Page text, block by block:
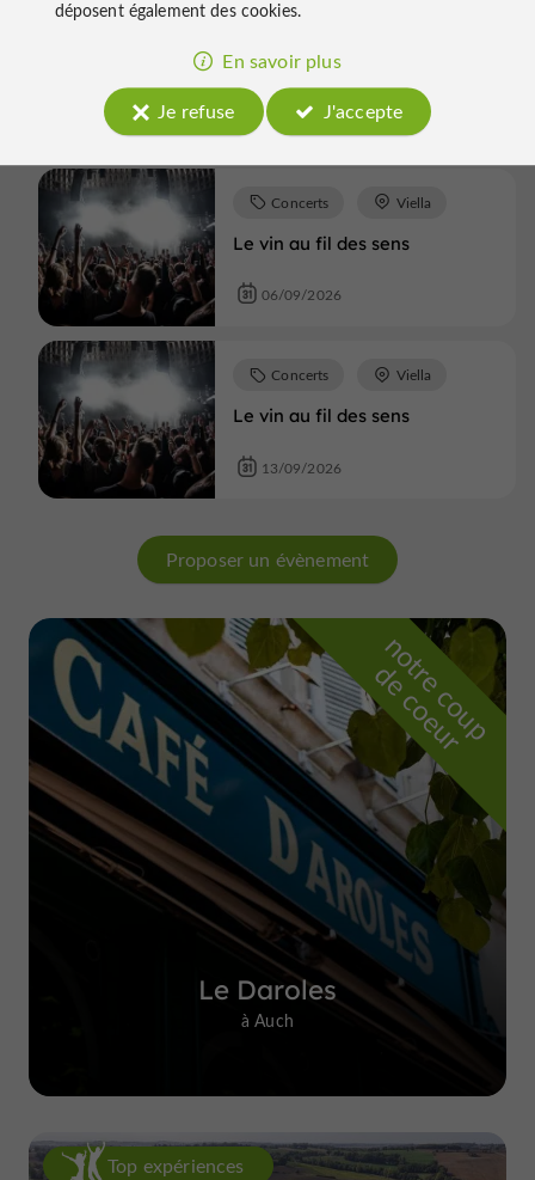
Soirée Rock Tapas
05/09/2026
Le vin au fil des sens
Concerts Viella
06/09/2026
Le vin au fil des sens
Concerts Viella
13/09/2026
Proposer un évènement
n
o
t
r
e
c
o
u
p
d
e
c
o
e
u
r
Le Daroles
à Auch
Top expériences
déposent également des cookies.
En savoir plus
Je refuse
J'accepte